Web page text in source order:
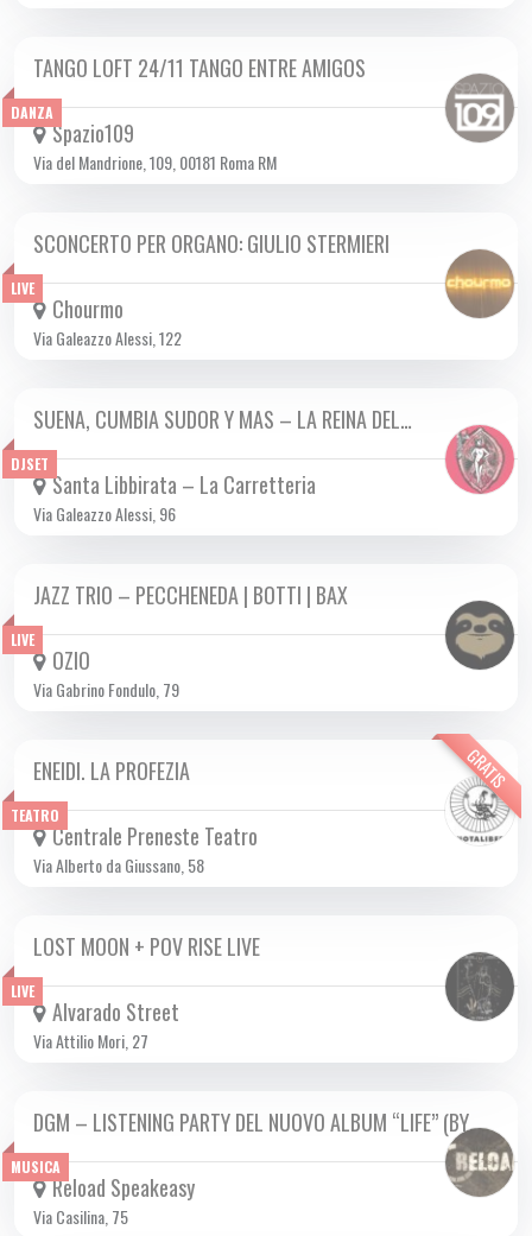
DANZA
VEN 24/11 2023
TANGO LOFT 24/11 TANGO ENTRE AMIGOS
Spazio109
Via del Mandrione, 109, 00181 Roma RM
LIVE
VEN 24/11 2023
SCONCERTO PER ORGANO: GIULIO STERMIERI
Chourmo
Via Galeazzo Alessi, 122
DJSET
VEN 24/11 2023
SUENA, CUMBIA SUDOR Y MAS – LA REINA DEL…
Santa Libbirata – La Carretteria
Via Galeazzo Alessi, 96
LIVE
VEN 24/11 2023
JAZZ TRIO – PECCHENEDA | BOTTI | BAX
OZIO
Via Gabrino Fondulo, 79
TEATRO
GRATIS
VEN 24/11 2023
ENEIDI. LA PROFEZIA
Centrale Preneste Teatro
Via Alberto da Giussano, 58
LIVE
VEN 24/11 2023
LOST MOON + POV RISE LIVE
Alvarado Street
Via Attilio Mori, 27
MUSICA
VEN 24/11 2023
DGM – LISTENING PARTY DEL NUOVO ALBUM “LIFE” (BY…
Reload Speakeasy
Via Casilina, 75